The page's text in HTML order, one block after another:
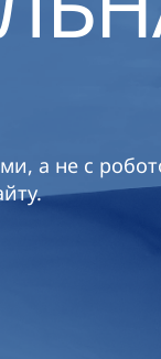
а не с